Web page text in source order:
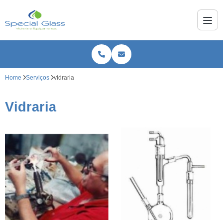
Home Serviços vidraria
Vidraria